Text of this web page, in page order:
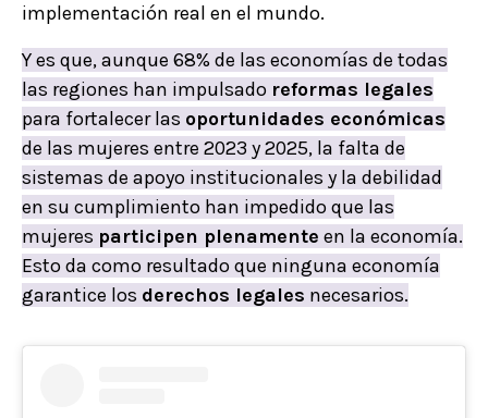
implementación real en el mundo.
Y es que, aunque 68% de las economías de todas
las regiones han impulsado reformas legales
para fortalecer las oportunidades económicas
de las mujeres entre 2023 y 2025, la falta de
sistemas de apoyo institucionales y la debilidad
en su cumplimiento han impedido que las
mujeres participen plenamente en la economía.
Esto da como resultado que ninguna economía
garantice los derechos legales necesarios.